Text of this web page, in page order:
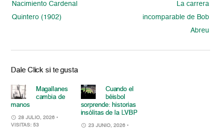
Nacimiento Cardenal
Quintero (1902)
La carrera
incomparable de Bob
Abreu
Dale Click si te gusta
Magallanes
cambia de
manos
28 JULIO, 2026 •
VISITAS: 53
Cuando el
béisbol
sorprende: historias
insólitas de la LVBP
23 JUNIO, 2026 •